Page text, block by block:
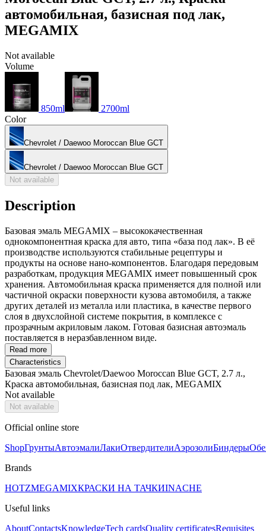
автомобильная, базисная под лак,
MEGAMIX
Not available
Volume
850ml
2700ml
Color
Chevrolet / Daewoo Moroccan Blue GCT
Chevrolet / Daewoo Moroccan Blue GCT
Not available
Description
Базовая эмаль MEGAMIX – высококачественная
однокомпонентная краска для авто, типа «база под лак». В её
производстве используются стабильные рецептуры и
продукты на основе нано-компонентов. Благодаря передовым
разработкам, продукция MEGAMIX имеет повышенный срок
хранения. Автомобильная краска применяется для полной или
частичной окраски поверхности кузова автомобиля, а также
других деталей из металла или пластика, в качестве первого
слоя в двухслойной системе покрытия, в комплексе с
прозрачным акриловым лаком. Готовая базисная автоэмаль
поставляется в неразбавленном виде.
Read more
Characteristics
Базовая эмаль Chevrolet/Daewoo Moroccan Blue GCT, 2.7 л.,
Краска автомобильная, базисная под лак, MEGAMIX
Not available
Not available
Official online store
ShopГрунтыАвтоэмалиЛакиОтвердителиАэрозолиБиндеры
Brands
HOTZMEGAMIXКРАСКИ НА ТАЧКИINACHE
Useful links
AboutContactsKnowledgeTech cardsQuality certificatesRequisites